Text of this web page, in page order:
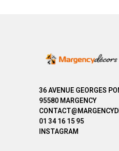
36 AVENUE GEORGES
95580 MARGENCY
01 34 16 15 95
INSTAGRAM